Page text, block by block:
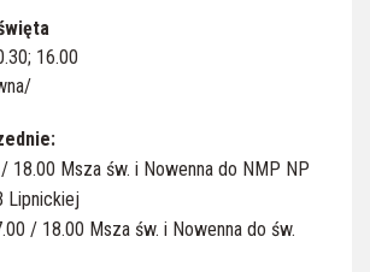
16.00
18.00 Msza św. i Nowenna do NMP NP
Lipnickiej
/ 18.00 Msza św. i Nowenna do św.